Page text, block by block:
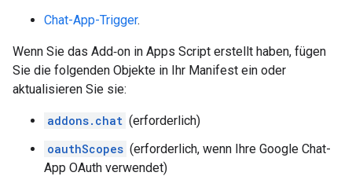
Chat-App-Trigger.
Wenn Sie das Add‑on in Apps Script erstellt haben, fügen
Sie die folgenden Objekte in Ihr Manifest ein oder
aktualisieren Sie sie:
addons.chat (erforderlich)
oauthScopes (erforderlich, wenn Ihre Google Chat-
App OAuth verwendet)